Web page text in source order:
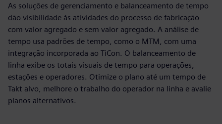
As soluções de gerenciamento e balanceamento de tempo
dão visibilidade às atividades do processo de fabricação
com valor agregado e sem valor agregado. A análise de
tempo usa padrões de tempo, como o MTM, com uma
integração incorporada ao TiCon. O balanceamento de
linha exibe os totais visuais de tempo para operações,
estações e operadores. Otimize o plano até um tempo de
Takt alvo, melhore o trabalho do operador na linha e avalie
planos alternativos.